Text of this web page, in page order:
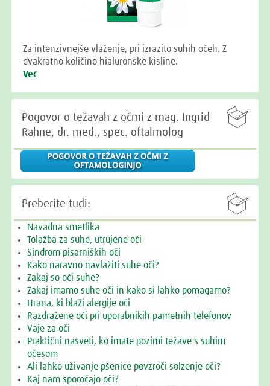
Za intenzivnejše vlaženje, pri izrazito suhih očeh. Z
dvakratno količino hialuronske kisline.
Več

Pogovor o težavah z očmi z mag. Ingrid
Rahne, dr. med., spec. oftalmolog

Preberite tudi:
Navadna smetlika
Tolažba za suhe, utrujene oči
Sindrom pisarniških oči
Kako naravno navlažiti suhe oči?
Zakaj so oči suhe?
Zakaj imamo suhe oči in kako si lahko pomagamo?
Hrana, ki blaži alergije oči
Razdražene oči pri uporabnikih pametnih telefonov
Vaje za oči
Praktični nasveti, ko imate pozimi težave s suhim
očesom
Ali lahko uživanje pšenice povzroči solzenje oči?
Kaj nam sporočajo oči?